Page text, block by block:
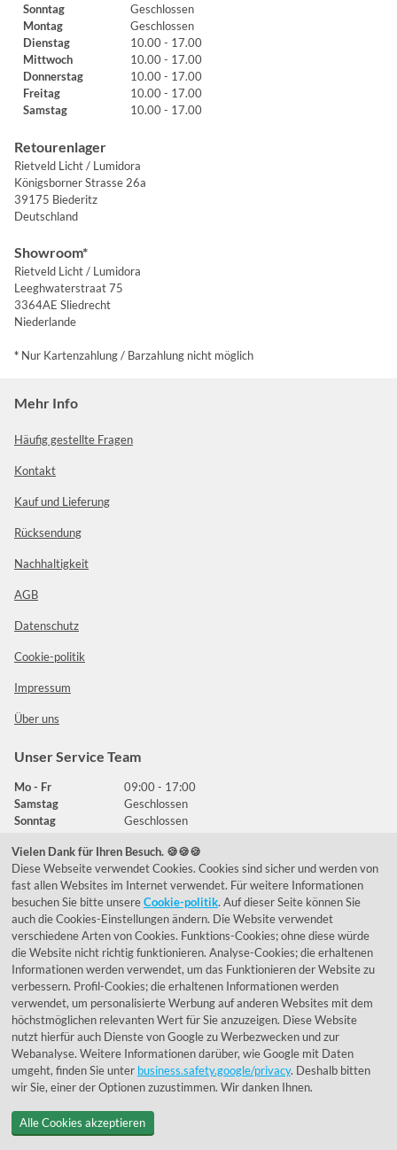
Sonntag
Geschlossen
Montag
Geschlossen
Dienstag
10.00 - 17.00
Mittwoch
10.00 - 17.00
Donnerstag
10.00 - 17.00
Freitag
10.00 - 17.00
Samstag
10.00 - 17.00
Retourenlager
Rietveld Licht / Lumidora
Königsborner Strasse 26a
39175 Biederitz
Deutschland
Showroom*
Rietveld Licht / Lumidora
Leeghwaterstraat 75
3364AE Sliedrecht
Niederlande
* Nur Kartenzahlung / Barzahlung nicht möglich
Mehr Info
Häufig gestellte Fragen
Kontakt
Kauf und Lieferung
Rücksendung
Nachhaltigkeit
AGB
Datenschutz
Cookie-politik
Impressum
Über uns
Unser Service Team
Mo - Fr
09:00 - 17:00
Samstag
Geschlossen
Sonntag
Geschlossen
Häufig gestellte Fragen
039292 - 678215
de@lumidora.com
FacebookInstagram
Kundenmeinungen
Exzellent - eKomi.de
Vielen Dank für Ihren Besuch. 🍪🍪🍪
Diese Webseite verwendet Cookies. Cookies sind sicher und werden von
fast allen Websites im Internet verwendet. Für weitere Informationen
besuchen Sie bitte unsereCookie-politik. Auf dieser Seite können Sie
auch die Cookies-Einstellungen ändern. Die Website verwendet
verschiedene Arten von Cookies. Funktions-Cookies; ohne diese würde
die Website nicht richtig funktionieren. Analyse-Cookies; die erhaltenen
Informationen werden verwendet, um das Funktionieren der Website zu
verbessern. Profil-Cookies; die erhaltenen Informationen werden
verwendet, um personalisierte Werbung auf anderen Websites mit dem
höchstmöglichen relevanten Wert für Sie anzuzeigen. Diese Website
nutzt hierfür auch Dienste von Google zu Werbezwecken und zur
Webanalyse. Weitere Informationen darüber, wie Google mit Daten
umgeht, finden Sie unter business.safety.google/privacy. Deshalb bitten
wir Sie, einer der Optionen zuzustimmen. Wir danken Ihnen.
Alle Cookies akzeptieren